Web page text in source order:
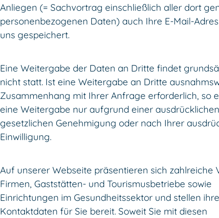
Anliegen (= Sachvortrag einschließlich aller dort
personenbezogenen Daten) auch Ihre E-Mail-
uns gespeichert.
Eine Weitergabe der Daten an Dritte findet
nicht statt. Ist eine Weitergabe an Dritte
Zusammenhang mit Ihrer Anfrage erforderlich, so
eine Weitergabe nur aufgrund einer ausdrücklichen
gesetzlichen Genehmigung oder nach Ihrer
Einwilligung.
Auf unserer Webseite präsentieren sich zahlreiche
Firmen, Gaststätten- und Tourismusbetriebe sowie
Einrichtungen im Gesundheitssektor und stellen ihre
Kontaktdaten für Sie bereit. Soweit Sie mit diesen